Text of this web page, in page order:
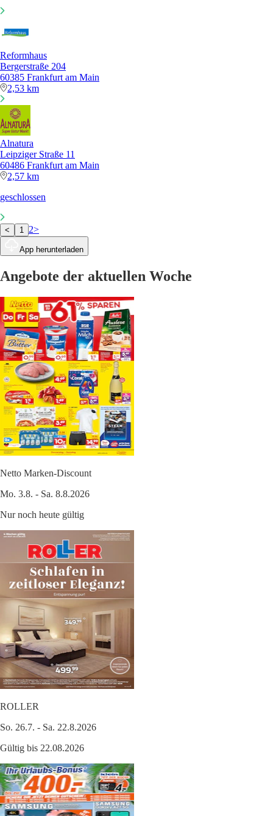
Reformhaus
Bergerstraße 204
60385 Frankfurt am Main
2,53 km
Alnatura
Leipziger Straße 11
60486 Frankfurt am Main
2,57 km
geschlossen
< 1 2>
App herunterladen
Angebote der aktuellen Woche
Netto Marken-Discount
Mo. 3.8. - Sa. 8.8.2026
Nur noch heute gültig
ROLLER
So. 26.7. - Sa. 22.8.2026
Gültig bis 22.08.2026